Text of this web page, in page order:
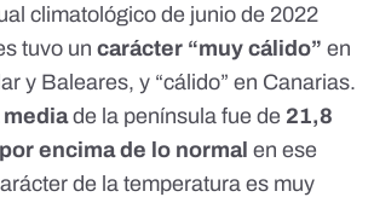
climatológico de junio de 2022
tuvo un carácter “muy cálido” en
y Baleares, y “cálido” en Canarias.
de la península fue de 21,8
encima de lo normal en ese
de la temperatura es muy